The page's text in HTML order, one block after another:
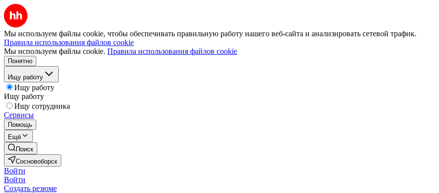
Мы используем файлы cookie, чтобы обеспечивать правильную работу нашего веб-сайта и анализировать сетевой трафик.
Правила использования файлов cookie
Мы используем файлы cookie. Правила использования файлов cookie
Понятно
Ищу работу
Ищу работу
Ищу работу
Ищу сотрудника
Сервисы
Помощь
Ещё
Поиск
Сосновоборск
Войти
Войти
Создать резюме